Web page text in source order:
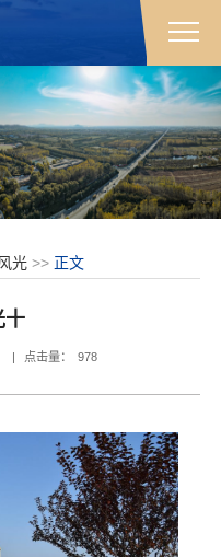
光>> 正文
十
| 点击量： 978